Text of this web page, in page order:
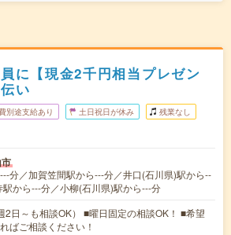
に【現金2千円相当プレゼン
い
別途支給あり 土日祝日が休み 残業なし
分／加賀笠間駅から---分／井口(石川県)駅から--
駅から---分／小柳(石川県)駅から---分
2日～も相談OK） ■曜日固定の相談OK！ ■希望
ばご相談ください！